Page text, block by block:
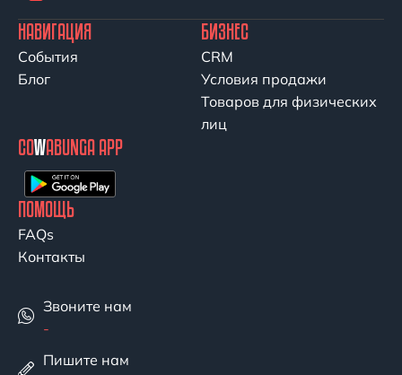
НАВИГАЦИЯ
События
Блог
БИЗНЕС
CRM
Условия продажи
Товаров для физических
лиц
COWABUNGA APP
ПОМОЩЬ
FAQs
Контакты
Звоните нам
-
Пишите нам